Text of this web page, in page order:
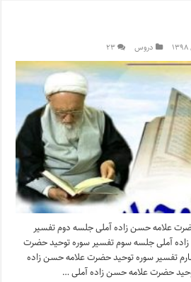
دروس ۲۳
علامه حسن زاده آملی جلسه دوم تفسیر
آملی جلسه سوم تفسیر سوره توحید حضرت
تفسیر سوره توحید حضرت علامه حسن زاده
حضرت علامه حسن زاده آملی …